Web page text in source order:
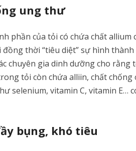
ung thư
phần của tỏi có chứa chất
thời “tiêu diệt” sự hình
chuyên gia dinh dưỡng cho
tỏi còn chứa alliin, chất
selenium, vitamin C, vitamin E…
bụng, khó tiêu